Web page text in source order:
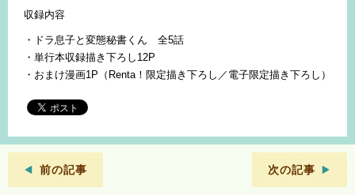
収録内容
・ドラ息子と変態秘書くん 全5話
・単行本収録描き下ろし12P
・おまけ漫画1P（Renta！限定描き下ろし／電子限定描き下ろし）
前の記事 次の記事